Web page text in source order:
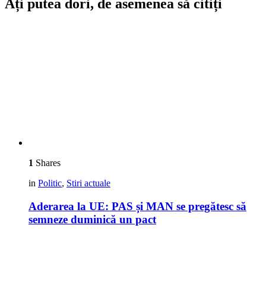
Ați putea dori, de asemenea să citiți
1 Shares
in Politic, Stiri actuale
Aderarea la UE: PAS și MAN se pregătesc să
semneze duminică un pact